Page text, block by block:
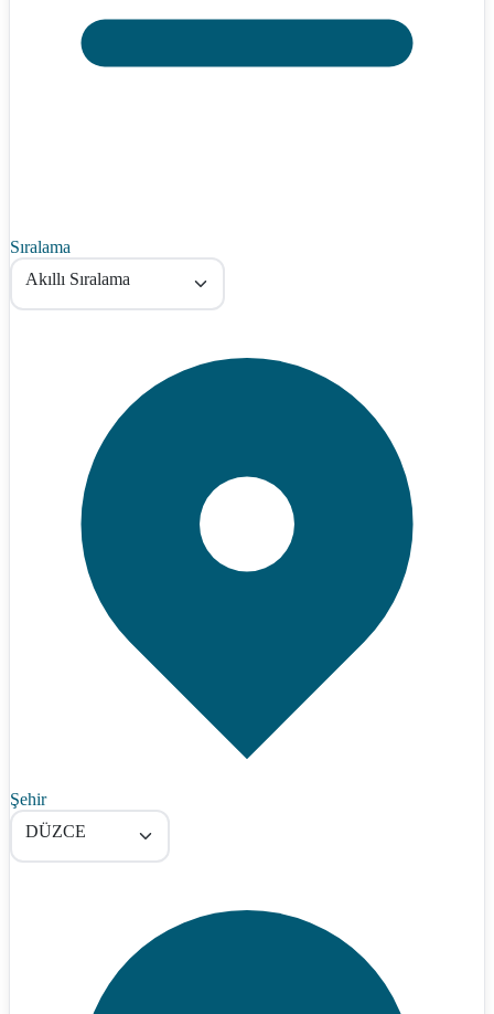
Sıralama
Akıllı Sıralama
Şehir
DÜZCE